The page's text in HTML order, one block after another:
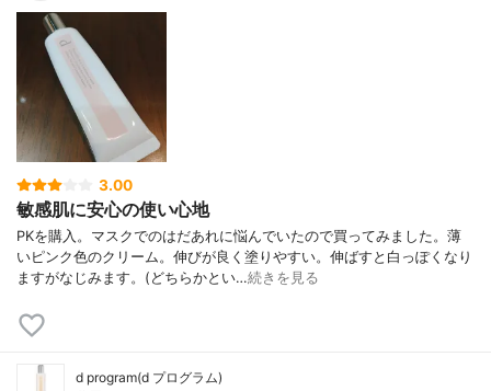
3.00
敏感肌に安心の使い心地
PKを購入。マスクでのはだあれに悩んでいたので買ってみました。薄
いピンク色のクリーム。伸びが良く塗りやすい。伸ばすと白っぽくなり
ますがなじみます。(どちらかとい…続きを見る
d program(d プログラム)